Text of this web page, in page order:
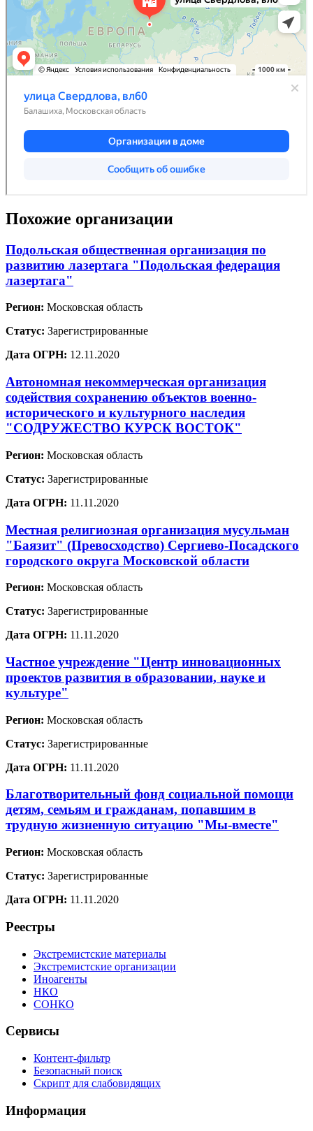
Похожие организации
Подольская общественная организация по
развитию лазертага "Подольская федерация
лазертага"
Регион: Московская область
Статус: Зарегистрированные
Дата ОГРН: 12.11.2020
Автономная некоммерческая организация
содействия сохранению объектов военно-
исторического и культурного наследия
"СОДРУЖЕСТВО КУРСК ВОСТОК"
Регион: Московская область
Статус: Зарегистрированные
Дата ОГРН: 11.11.2020
Местная религиозная организация мусульман
"Баязит" (Превосходство) Сергиево-Посадского
городского округа Московской области
Регион: Московская область
Статус: Зарегистрированные
Дата ОГРН: 11.11.2020
Частное учреждение "Центр инновационных
проектов развития в образовании, науке и
культуре"
Регион: Московская область
Статус: Зарегистрированные
Дата ОГРН: 11.11.2020
Благотворительный фонд социальной помощи
детям, семьям и гражданам, попавшим в
трудную жизненную ситуацию "Мы-вместе"
Регион: Московская область
Статус: Зарегистрированные
Дата ОГРН: 11.11.2020
Реестры
Экстремистские материалы
Экстремистские организации
Иноагенты
НКО
СОНКО
Сервисы
Контент-фильтр
Безопасный поиск
Скрипт для слабовидящих
Информация